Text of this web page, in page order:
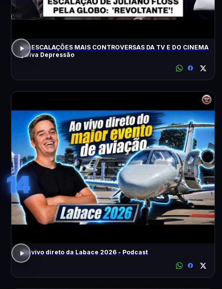
AS ESCALAÇÕES MAIS CONTROVERSAS DA TV E DO CINEMA
| Diva Depressão
14
Ao vivo direto da Labace 2026 - Podcast